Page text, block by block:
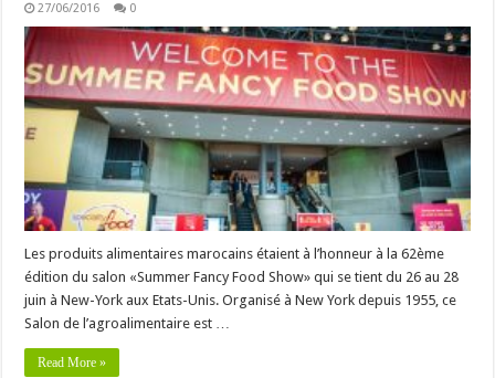
27/06/2016 0
Les produits alimentaires marocains étaient à l’honneur à la 62ème
édition du salon «Summer Fancy Food Show» qui se tient du 26 au 28
juin à New-York aux Etats-Unis. Organisé à New York depuis 1955, ce
Salon de l’agroalimentaire est …
Read More »